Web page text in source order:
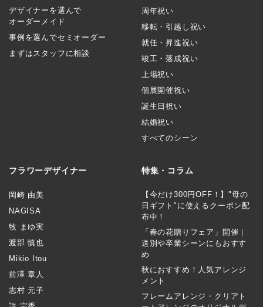
デザイナーを選んで
オーダーメイド
事例を選んでセミオーダー
まずはスタッフに相談
周年祝い
移転・引越し祝い
就任・昇進祝い
竣工・落成祝い
上場祝い
個展開催祝い
誕生日祝い
結婚祝い
すべてのシーン
フラワーデザイナー
岡崎 由美
NAGISA
牧 まゆ実
渡部 慎也
Mikio Itou
前澤 章人
志村 元子
特集・コラム
【今だけ300円OFF！】"母の
日ギフト"に使えるクーポン配
布中！
「春の花贈りフェア」開催｜
送別や卒業シーンにもおすす
め
秋におすすめ！人気アレンジ
メント
フレームアレンジ・クリアト